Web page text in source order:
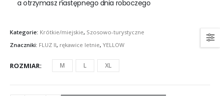
a otrzymasz następnego dnia roboczego
Kategorie: Krótkie/miejskie, Szosowo-turystyczne
Znaczniki: FLUZ II, rękawice letnie, YELLOW
ROZMIAR M L XL